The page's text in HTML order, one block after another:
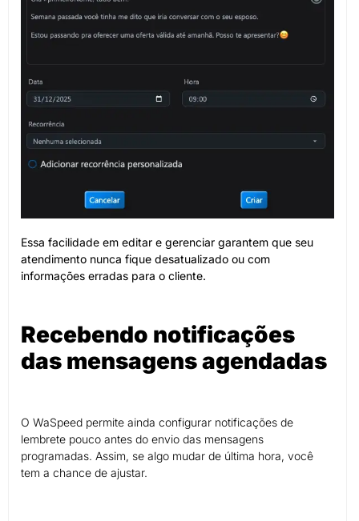
Essa facilidade em editar e gerenciar garantem que seu
atendimento nunca fique desatualizado ou com
informações erradas para o cliente.
Recebendo notificações
das mensagens agendadas
O WaSpeed permite ainda configurar notificações de
lembrete pouco antes do envio das mensagens
programadas. Assim, se algo mudar de última hora, você
tem a chance de ajustar.